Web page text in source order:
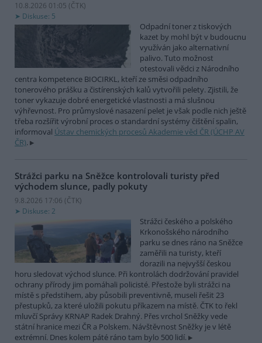
10.8.2026 01:05 (ČTK)
Diskuse: 5
Odpadní toner z tiskových
kazet by mohl být v budoucnu
využíván jako alternativní
palivo. Tuto možnost
otestovali vědci z Národního
centra kompetence BIOCIRKL, kteří ze směsi odpadního
tonerového prášku a čistírenských kalů vytvořili pelety. Zjistili, že
toner vykazuje dobré energetické vlastnosti a má slušnou
výhřevnost. Pro průmyslové nasazení pelet je však podle nich ještě
třeba rozšířit výrobní proces o standardní systémy čištění spalin,
informoval Ústav chemických procesů Akademie věd ČR (ÚCHP AV
ČR).
Strážci parku na Sněžce kontrolovali turisty před
východem slunce, padly pokuty
9.8.2026 17:06 (ČTK)
Diskuse: 2
Strážci českého a polského
Krkonošského národního
parku se dnes ráno na Sněžce
zaměřili na turisty, kteří
dorazili na nejvyšší českou
horu sledovat východ slunce. Při kontrolách dodržování pravidel
ochrany přírody jim pomáhali policisté. Přestože byli strážci na
místě s předstihem, aby působili preventivně, museli řešit 23
přestupků, za které uložili pokutu příkazem na místě. ČTK to řekl
mluvčí Správy KRNAP Radek Drahný. Přes vrchol Sněžky vede
státní hranice mezi ČR a Polskem. Návštěvnost Sněžky je v létě
extrémní. Dnes kolem páté ráno tam bylo 500 lidí.